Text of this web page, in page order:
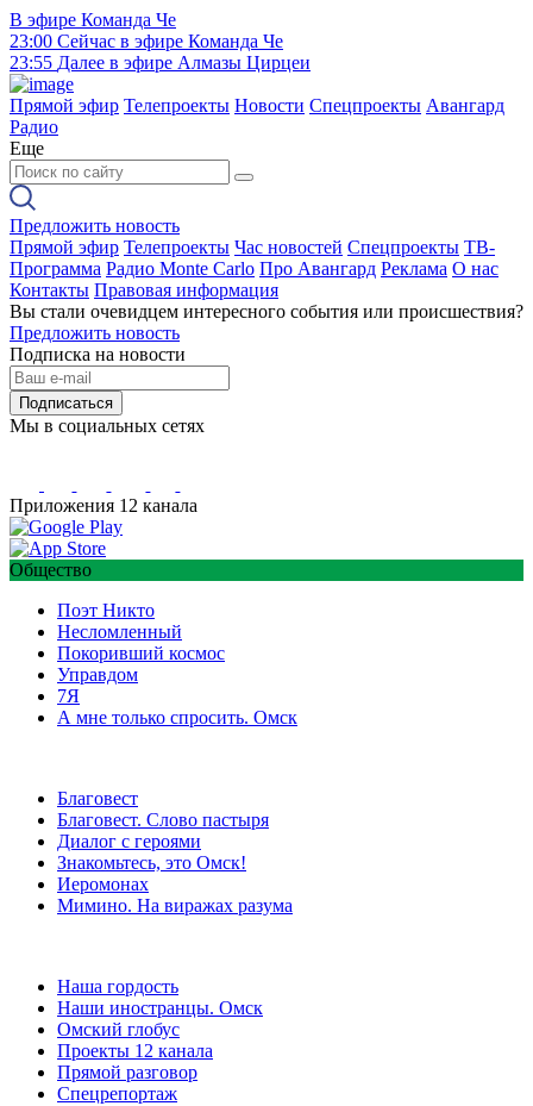
В эфире Команда Че
23:00 Сейчас в эфире Команда Че
23:55 Далее в эфире Алмазы Цирцеи
Прямой эфир Телепроекты Новости Спецпроекты Авангард
Радио
Еще
Предложить новость
Прямой эфир Телепроекты Час новостей Спецпроекты ТВ-
Программа Радио Monte Carlo Про Авангард Реклама О нас
Контакты Правовая информация
Вы стали очевидцем интересного события или происшествия?
Предложить новость
Подписка на новости
Подписаться
Мы в социальных сетях
Приложения 12 канала
Общество
Поэт Никто
Несломленный
Покоривший космос
Управдом
7Я
А мне только спросить. Омск
Благовест
Благовест. Слово пастыря
Диалог с героями
Знакомьтесь, это Омск!
Иеромонах
Мимино. На виражах разума
Наша гордость
Наши иностранцы. Омск
Омский глобус
Проекты 12 канала
Прямой разговор
Спецрепортаж